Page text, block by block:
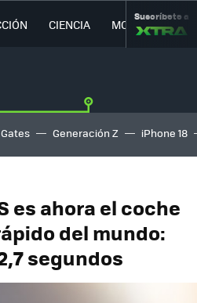
CIENCIA MOVILIDAD
Suscríbete a
Generación Z iPhone 18
es ahora el coche
del mundo:
segundos